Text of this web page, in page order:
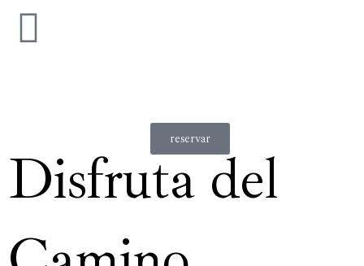
reservar
Disfruta del